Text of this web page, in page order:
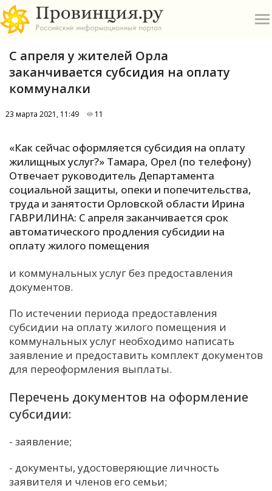
А
Б
В
И
К
М
П
Т
С апреля у жителей Орла
заканчивается субсидия на оплату
коммуналки
23 марта 2021, 11:49 11
«Как сейчас оформляется субсидия на оплату
жилищных услуг?» Тамара, Орел (по телефону)
Отвечает руководитель Департамента
социальной защиты, опеки и попечительства,
труда и занятости Орловской области Ирина
ГАВРИЛИНА: С апреля заканчивается срок
автоматического продления субсидии на
оплату жилого помещения
и коммунальных услуг без предоставления
документов.
По истечении периода предоставления
субсидии на оплату жилого помещения и
коммунальных услуг необходимо написать
заявление и предоставить комплект документов
для переоформления выплаты.
Перечень документов на оформление
субсидии:
- заявление;
- документы, удостоверяющие личность
заявителя и членов его семьи;